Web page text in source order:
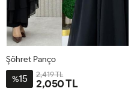
Şöhret Panço
%15 2,419 TL
2,050 TL